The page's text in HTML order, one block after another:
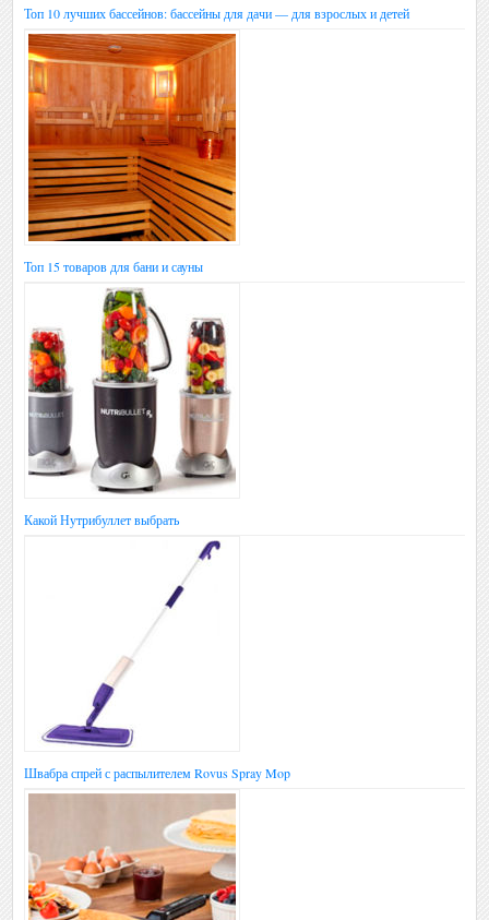
Топ 10 лучших бассейнов: бассейны для дачи — для взрослых и детей
Топ 15 товаров для бани и сауны
Какой Нутрибуллет выбрать
Швабра спрей с распылителем Rovus Spray Mop